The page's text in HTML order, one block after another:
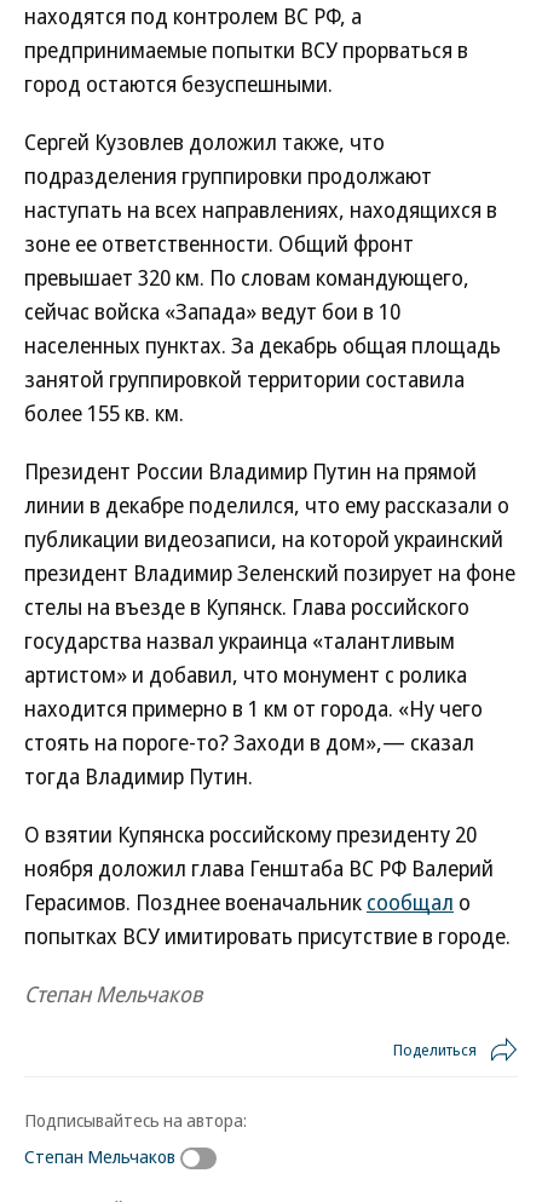
находятся под контролем ВС РФ, а
предпринимаемые попытки ВСУ прорваться в
город остаются безуспешными.
Сергей Кузовлев доложил также, что
подразделения группировки продолжают
наступать на всех направлениях, находящихся в
зоне ее ответственности. Общий фронт
превышает 320 км. По словам командующего,
сейчас войска «Запада» ведут бои в 10
населенных пунктах. За декабрь общая площадь
занятой группировкой территории составила
более 155 кв. км.
Президент России Владимир Путин на прямой
линии в декабре поделился, что ему рассказали о
публикации видеозаписи, на которой украинский
президент Владимир Зеленский позирует на фоне
стелы на въезде в Купянск. Глава российского
государства назвал украинца «талантливым
артистом» и добавил, что монумент с ролика
находится примерно в 1 км от города. «Ну чего
стоять на пороге-то? Заходи в дом»,— сказал
тогда Владимир Путин.
О взятии Купянска российскому президенту 20
ноября доложил глава Генштаба ВС РФ Валерий
Герасимов. Позднее военачальник сообщал о
попытках ВСУ имитировать присутствие в городе.
Степан Мельчаков
Поделиться
Подписывайтесь на автора:
Степан Мельчаков